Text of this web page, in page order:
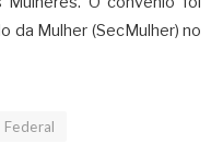
da Mulher (SecMulher) no